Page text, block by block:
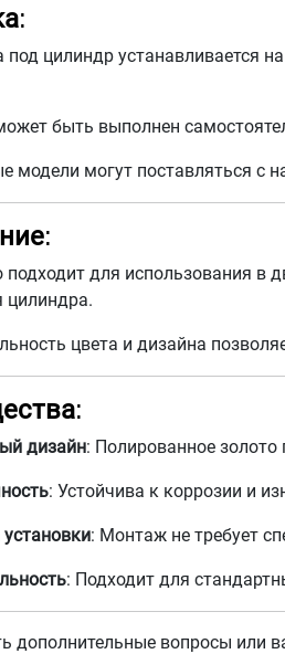
:
под цилиндр устанавливается
быть выполнен
модели могут поставляться с
:
подходит для использования в
цилиндра.
цвета и дизайна
:
дизайн: Полированное
: Устойчива к коррозии и
: Монтаж не требует
: Подходит для
дополнительные вопросы или